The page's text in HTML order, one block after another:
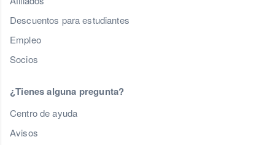
Descuentos para estudiantes
Empleo
Socios
¿Tienes alguna pregunta?
Centro de ayuda
Avisos